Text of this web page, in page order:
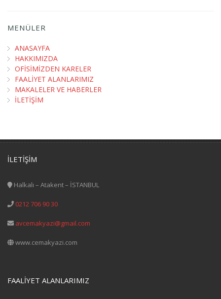
MENÜLER
ANASAYFA
HAKKIMIZDA
OFİSİMİZDEN KARELER
FAALİYET ALANLARIMIZ
MAKALELER VE HABERLER
İLETİŞİM
İLETİŞİM
Halkalı – Atakent – İSTANBUL
0212 706 90 30
avcemakyazi@gmail.com
www.cemakyazi.com
FAALİYET ALANLARIMIZ